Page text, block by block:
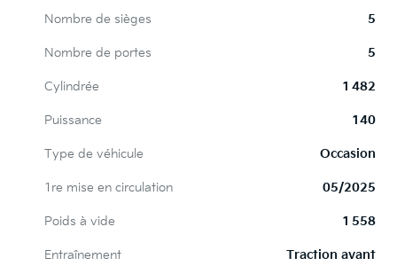
Nombre de sièges 5
Nombre de portes 5
Cylindrée 1 482
Puissance 140
Type de véhicule Occasion
1re mise en circulation 05/2025
Poids à vide 1 558
Entraînement Traction avant